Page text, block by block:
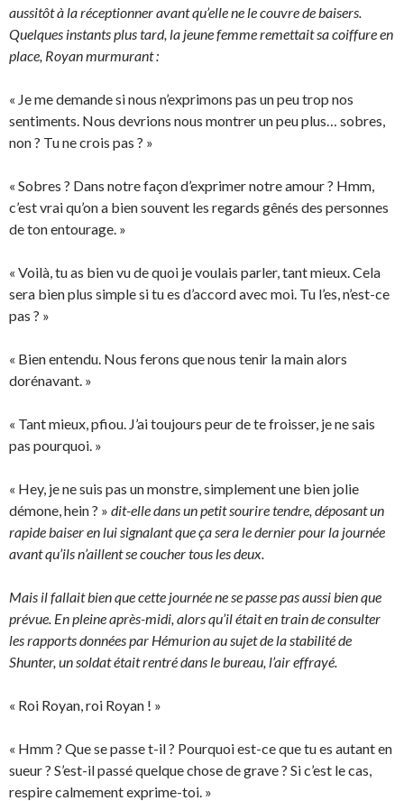
aussitôt à la réceptionner avant qu’elle ne le couvre de baisers.
Quelques instants plus tard, la jeune femme remettait sa coiffure en
place, Royan murmurant :
« Je me demande si nous n’exprimons pas un peu trop nos
sentiments. Nous devrions nous montrer un peu plus… sobres,
non ? Tu ne crois pas ? »
« Sobres ? Dans notre façon d’exprimer notre amour ? Hmm,
c’est vrai qu’on a bien souvent les regards gênés des personnes
de ton entourage. »
« Voilà, tu as bien vu de quoi je voulais parler, tant mieux. Cela
sera bien plus simple si tu es d’accord avec moi. Tu l’es, n’est-ce
pas ? »
« Bien entendu. Nous ferons que nous tenir la main alors
dorénavant. »
« Tant mieux, pfiou. J’ai toujours peur de te froisser, je ne sais
pas pourquoi. »
« Hey, je ne suis pas un monstre, simplement une bien jolie
démone, hein ? » dit-elle dans un petit sourire tendre, déposant un
rapide baiser en lui signalant que ça sera le dernier pour la journée
avant qu’ils n’aillent se coucher tous les deux.
Mais il fallait bien que cette journée ne se passe pas aussi bien que
prévue. En pleine après-midi, alors qu’il était en train de consulter
les rapports données par Hémurion au sujet de la stabilité de
Shunter, un soldat était rentré dans le bureau, l’air effrayé.
« Roi Royan, roi Royan ! »
« Hmm ? Que se passe t-il ? Pourquoi est-ce que tu es autant en
sueur ? S’est-il passé quelque chose de grave ? Si c’est le cas,
respire calmement exprime-toi. »